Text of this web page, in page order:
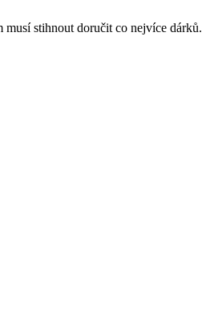
musí stihnout doručit co nejvíce dárků.